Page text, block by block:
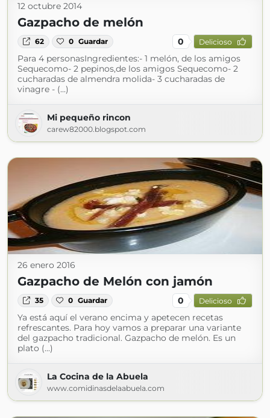
12 octubre 2014
Gazpacho de melón
62 0 Guardar 0 Delicioso
Para 4 personasIngredientes:- 1 melón, de los amigos
Sequecomo- 2 pepinos,de los amigos Sequecomo- 2
cucharadas de almendra molida- 3 cucharadas de
vinagre - (...)
Mi pequeño rincon
carew82000.blogspot.com
26 enero 2016
Gazpacho de Melón con jamón
35 0 Guardar 0 Delicioso
Ya está aquí el verano encima y apetecen recetas
refrescantes. Para hoy vamos a preparar una variante
del gazpacho tradicional. Gazpacho de melón. Es un
plato (...)
La Cocina de la Abuela
www.comidinasdelaabuela.com